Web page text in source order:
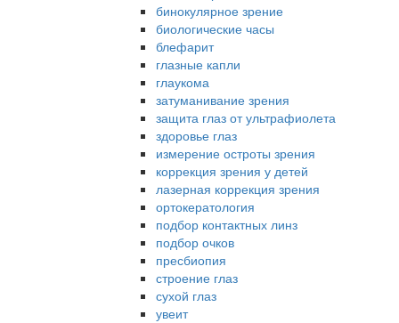
бинокулярное зрение
биологические часы
блефарит
глазные капли
глаукома
затуманивание зрения
защита глаз от ультрафиолета
здоровье глаз
измерение остроты зрения
коррекция зрения у детей
лазерная коррекция зрения
ортокератология
подбор контактных линз
подбор очков
пресбиопия
строение глаз
сухой глаз
увеит